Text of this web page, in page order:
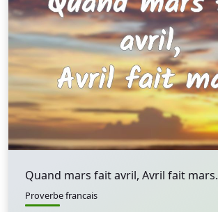
Quand mars fait avril, Avril fait mars.
Proverbe francais